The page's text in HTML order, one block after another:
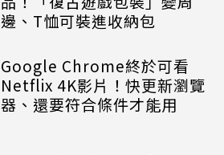
邊、T恤可裝進收納包
Google Chrome終於可看
Netflix 4K影片！快更新瀏覽
器、還要符合條件才能用